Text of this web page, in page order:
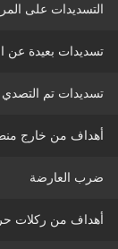
التسديدات على
تسديدات بعيدة عن
تسديدات تم التصدي
أهداف من خارج
ضرب العارضة
أهداف من ركلات